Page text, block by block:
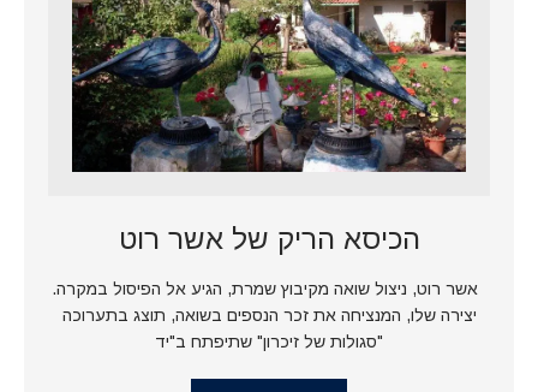
הכיסא הריק של אשר רוט
אשר רוט, ניצול שואה מקיבוץ שמרת, הגיע אל הפיסול במקרה.
יצירה שלו, המנציחה את זכר הנספים בשואה, תוצג בתערוכה
"סגולות של זיכרון" שתיפתח ב"יד